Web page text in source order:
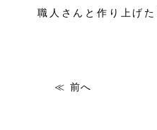
職人さんと作り上げ
前へ